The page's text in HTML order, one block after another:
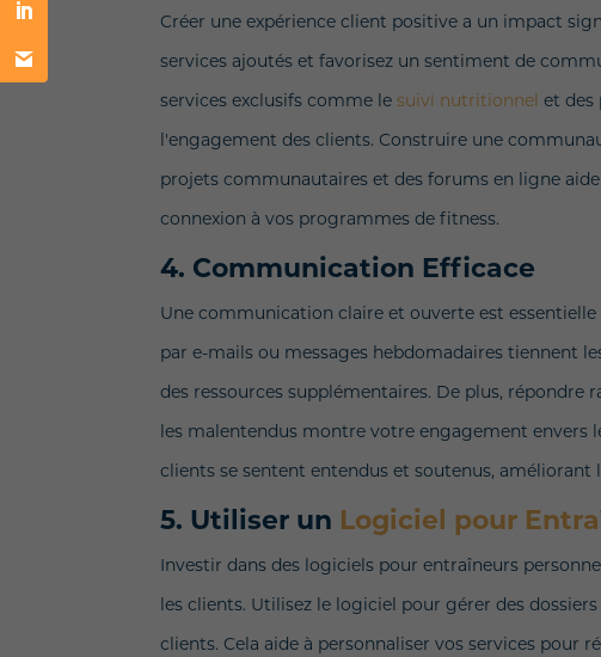
Créer une expérience client positive a un impact
services ajoutés et favorisez un sentiment de
services exclusifs comme le suivi nutritionnel et des
l'engagement des clients. Construire une
projets communautaires et des forums en ligne
connexion à vos programmes de fitness.
4. Communication Efficace
Une communication claire et ouverte est
par e-mails ou messages hebdomadaires tiennent
des ressources supplémentaires. De plus,
les malentendus montre votre engagement envers
clients se sentent entendus et soutenus,
5. Utiliser un Logiciel pour
Investir dans des logiciels pour entraîneurs
les clients. Utilisez le logiciel pour gérer des
clients. Cela aide à personnaliser vos services pour